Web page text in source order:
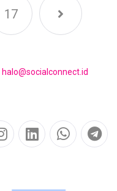
17
halo@socialconnect.id